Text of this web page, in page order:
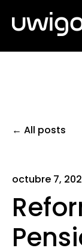
All posts
octubre 7,